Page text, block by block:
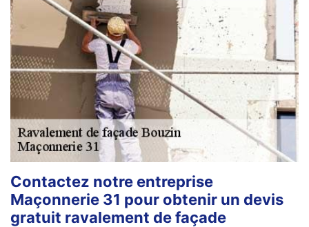
Contactez notre entreprise
Maçonnerie 31 pour obtenir un devis
gratuit ravalement de façade